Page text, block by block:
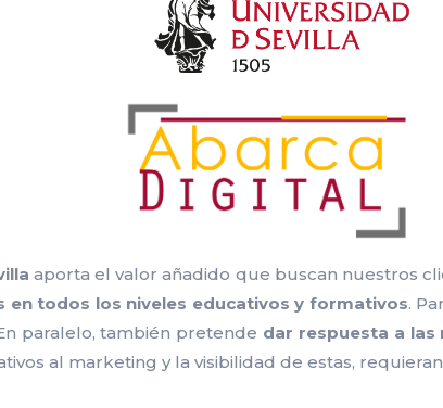
aporta el valor añadido que buscan nuestros
en todos los niveles educativos y formativos.
paralelo, también pretende dar respuesta a las
al marketing y la visibilidad de estas,